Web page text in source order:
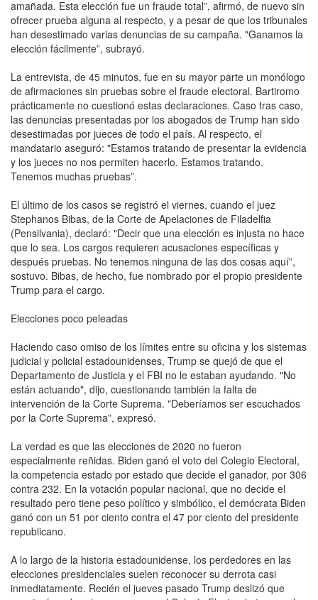
amañada. Esta elección fue un fraude total”, afirmó, de nuevo sin
ofrecer prueba alguna al respecto, y a pesar de que los tribunales
han desestimado varias denuncias de su campaña. "Ganamos la
elección fácilmente”, subrayó.
La entrevista, de 45 minutos, fue en su mayor parte un monólogo
de afirmaciones sin pruebas sobre el fraude electoral. Bartiromo
prácticamente no cuestionó estas declaraciones. Caso tras caso,
las denuncias presentadas por los abogados de Trump han sido
desestimadas por jueces de todo el país. Al respecto, el
mandatario aseguró: "Estamos tratando de presentar la evidencia
y los jueces no nos permiten hacerlo. Estamos tratando.
Tenemos muchas pruebas”.
El último de los casos se registró el viernes, cuando el juez
Stephanos Bibas, de la Corte de Apelaciones de Filadelfia
(Pensilvania), declaró: "Decir que una elección es injusta no hace
que lo sea. Los cargos requieren acusaciones específicas y
después pruebas. No tenemos ninguna de las dos cosas aquí”,
sostuvo. Bibas, de hecho, fue nombrado por el propio presidente
Trump para el cargo.
Elecciones poco peleadas
Haciendo caso omiso de los límites entre su oficina y los sistemas
judicial y policial estadounidenses, Trump se quejó de que el
Departamento de Justicia y el FBI no le estaban ayudando. "No
están actuando", dijo, cuestionando también la falta de
intervención de la Corte Suprema. "Deberíamos ser escuchados
por la Corte Suprema”, expresó.
La verdad es que las elecciones de 2020 no fueron
especialmente reñidas. Biden ganó el voto del Colegio Electoral,
la competencia estado por estado que decide el ganador, por 306
contra 232. En la votación popular nacional, que no decide el
resultado pero tiene peso político y simbólico, el demócrata Biden
ganó con un 51 por ciento contra el 47 por ciento del presidente
republicano.
A lo largo de la historia estadounidense, los perdedores en las
elecciones presidenciales suelen reconocer su derrota casi
inmediatamente. Recién el jueves pasado Trump deslizó que